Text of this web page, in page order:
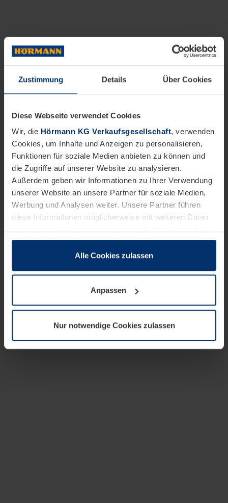
Zustimmung Details Über Cookies
Diese Webseite verwendet Cookies
Wir, die Hörmann KG Verkaufsgesellschaft, verwenden
Cookies, um Inhalte und Anzeigen zu personalisieren,
Funktionen für soziale Medien anbieten zu können und
die Zugriffe auf unserer Website zu analysieren.
Außerdem geben wir Informationen zu Ihrer Verwendung
unserer Website an unsere Partner für soziale Medien,
Werbung und Analysen weiter. Unsere Partner führen
diese Informationen möglicherweise mit weiteren Daten
sie im Rahmen Ihrer Nutzung der Dienste gesammelt
wenn diese für den Betrieb dieser Seite unbedingt
notwendig sind. Für alle anderen Cookie-Typen benötigen
wir Ihre Erlaubnis. Ihre Einwilligung können Sie jederzeit
Datenschutzerklärungunserer Website ändern oder
widerrufen.
Alle Cookies zulassen
Anpassen
Nur notwendige Cookies zulassen